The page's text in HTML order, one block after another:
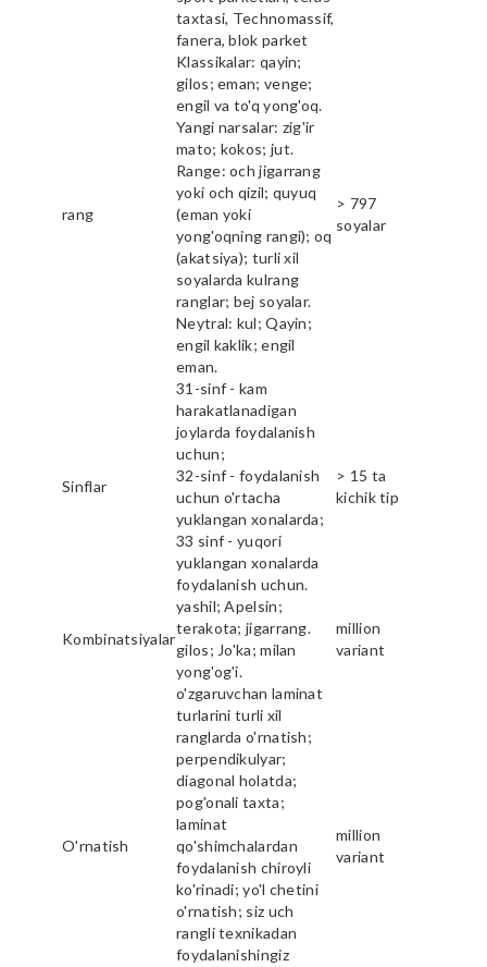
taxtasi, Technomassif,
fanera, blok parket
rang
Klassikalar: qayin;
gilos; eman; venge;
engil va to'q yong'oq.
Yangi narsalar: zig'ir
mato; kokos; jut.
Range: och jigarrang
yoki och qizil; quyuq
(eman yoki
yong'oqning rangi); oq
(akatsiya); turli xil
soyalarda kulrang
ranglar; bej soyalar.
Neytral: kul; Qayin;
engil kaklik; engil
eman.
> 797
soyalar
Sinflar
31-sinf - kam
harakatlanadigan
joylarda foydalanish
uchun;
32-sinf - foydalanish
uchun o'rtacha
yuklangan xonalarda;
33 sinf - yuqori
yuklangan xonalarda
foydalanish uchun.
> 15 ta
kichik tip
Kombinatsiyalar
yashil; Apelsin;
terakota; jigarrang.
gilos; Jo'ka; milan
yong'og'i.
million
variant
O'rnatish
o'zgaruvchan laminat
turlarini turli xil
ranglarda o'rnatish;
perpendikulyar;
diagonal holatda;
pog'onali taxta;
laminat
qo'shimchalardan
foydalanish chiroyli
ko'rinadi; yo'l chetini
o'rnatish; siz uch
rangli texnikadan
foydalanishingiz
million
variant